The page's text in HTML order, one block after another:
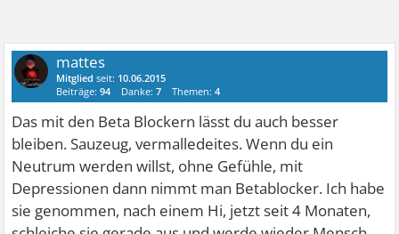
mattes
Mitglied seit: 10.06.2015
Beiträge:94 Danke:7 Themen:4
Das mit den Beta Blockern lässt du auch besser
bleiben. Sauzeug, vermalledeites. Wenn du ein
Neutrum werden willst, ohne Gefühle, mit
Depressionen dann nimmt man Betablocker. Ich habe
sie genommen, nach einem Hi, jetzt seit 4 Monaten,